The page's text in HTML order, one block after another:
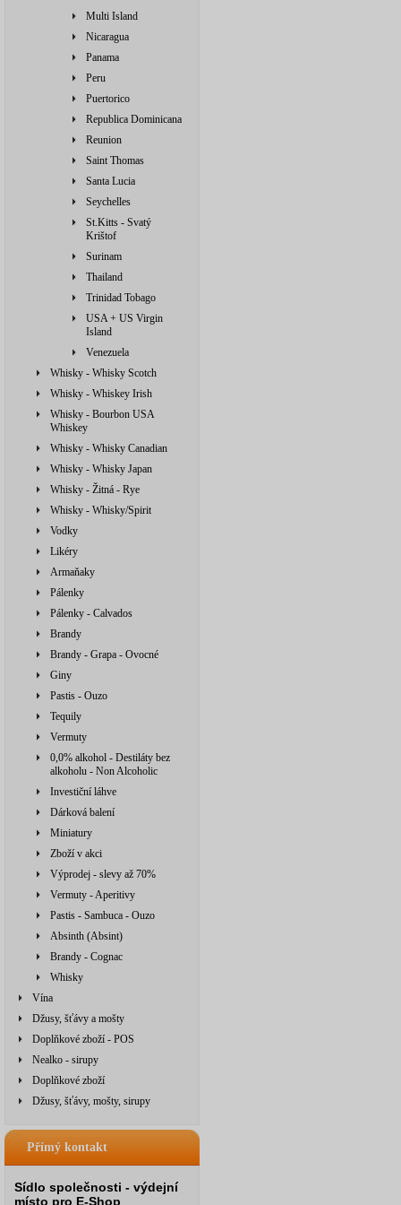
Multi Island
Nicaragua
Panama
Peru
Puertorico
Republica Dominicana
Reunion
Saint Thomas
Santa Lucia
Seychelles
St.Kitts - Svatý
Krištof
Surinam
Thailand
Trinidad Tobago
USA + US Virgin
Island
Venezuela
Whisky - Whisky Scotch
Whisky - Whiskey Irish
Whisky - Bourbon USA
Whiskey
Whisky - Whisky Canadian
Whisky - Whisky Japan
Whisky - Žitná - Rye
Whisky - Whisky/Spirit
Vodky
Likéry
Armaňaky
Pálenky
Pálenky - Calvados
Brandy
Brandy - Grapa - Ovocné
Giny
Pastis - Ouzo
Tequily
Vermuty
0,0% alkohol - Destiláty bez
alkoholu - Non Alcoholic
Investiční láhve
Dárková balení
Miniatury
Zboží v akci
Výprodej - slevy až 70%
Vermuty - Aperitivy
Pastis - Sambuca - Ouzo
Absinth (Absint)
Brandy - Cognac
Whisky
Vína
Džusy, šťávy a mošty
Doplňkové zboží - POS
Nealko - sirupy
Doplňkové zboží
Džusy, šťávy, mošty, sirupy
Přímý kontakt
Sídlo společnosti - výdejní
místo pro E-Shop